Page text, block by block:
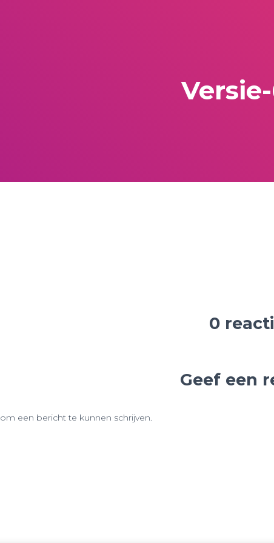
0
Geef een
om een bericht te kunnen schrijven.